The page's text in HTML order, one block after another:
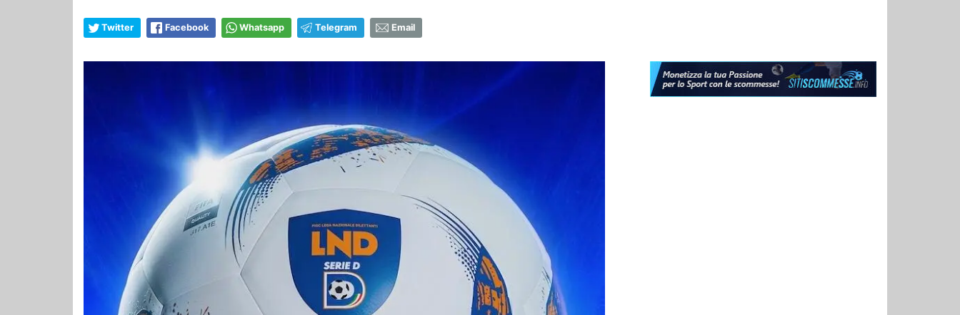
Twitter Facebook Whatsapp Telegram Email